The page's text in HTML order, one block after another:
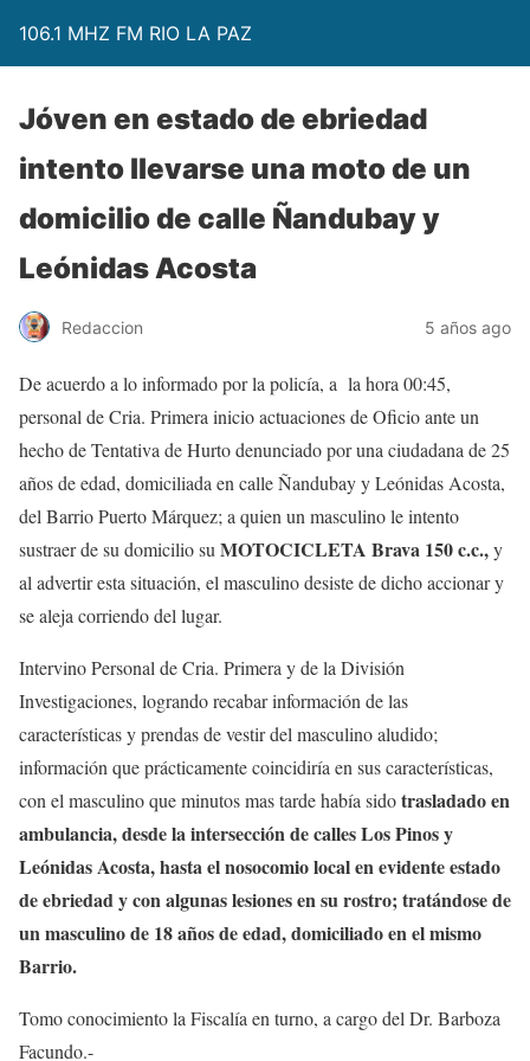
106.1 MHZ FM RIO LA PAZ
Jóven en estado de ebriedad
intento llevarse una moto de un
domicilio de calle Ñandubay y
Leónidas Acosta
Redaccion 5 años ago
De acuerdo a lo informado por la policía, a la hora 00:45,
personal de Cria. Primera inicio actuaciones de Oficio ante un
hecho de Tentativa de Hurto denunciado por una ciudadana de 25
años de edad, domiciliada en calle Ñandubay y Leónidas Acosta,
del Barrio Puerto Márquez; a quien un masculino le intento
sustraer de su domicilio su MOTOCICLETA Brava 150 c.c.,y
al advertir esta situación, el masculino desiste de dicho accionar y
se aleja corriendo del lugar.
Intervino Personal de Cria. Primera y de la División
Investigaciones, logrando recabar información de las
características y prendas de vestir del masculino aludido;
información que prácticamente coincidiría en sus características,
con el masculino que minutos mas tarde había sidotrasladado en
ambulancia, desde la intersección de calles Los Pinos y
Leónidas Acosta, hasta el nosocomio local en evidente estado
de ebriedad y con algunas lesiones en su rostro; tratándose de
un masculino de 18 años de edad, domiciliado en el mismo
Barrio.
Tomo conocimiento la Fiscalía en turno, a cargo del Dr. Barboza
Facundo.-